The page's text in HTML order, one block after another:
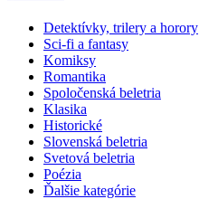
Detektívky, trilery a horory
Sci-fi a fantasy
Komiksy
Romantika
Spoločenská beletria
Klasika
Historické
Slovenská beletria
Svetová beletria
Poézia
Ďalšie kategórie